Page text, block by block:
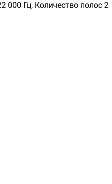
000 Гц, Количество полос 2